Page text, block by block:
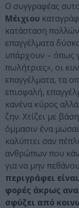
Ο συγγραφέας
Μέιχιου
κατάσταση
επαγγέλματα
υπάρχουν – όπως
πωλήτριες», οι
επαγγέλματα, τα
επισφαλή,
κανένα κύρος
ζην. Χτίζει με
όμμασιν ένα
καλύπτει σαν
ανθρώπων που
για να μην
περιγράφει
φορές άκρως
σφύζει από